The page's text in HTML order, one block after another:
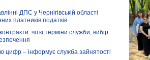
ДПС у Чернігівській області
платників податків
чіткі терміни служби, вибір
цифр – інформує служба зайнятості